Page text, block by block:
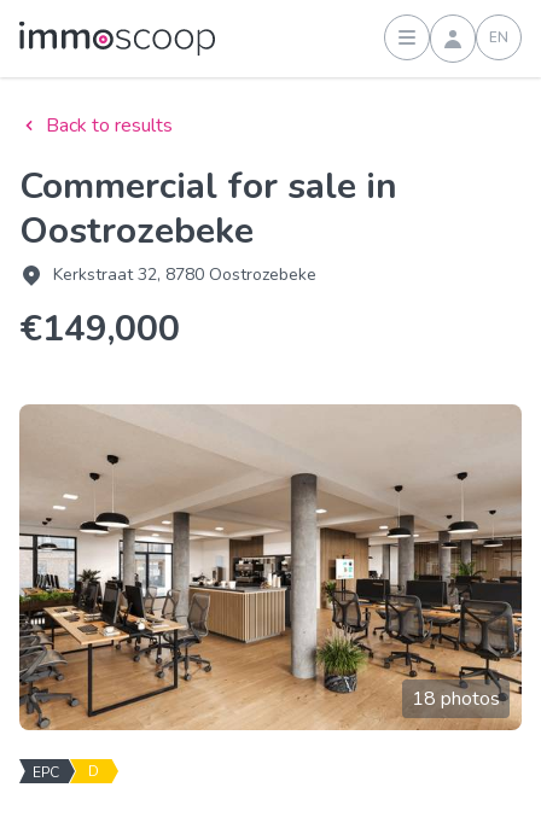
Sign inEN
Back to results
Commercial for sale in
Oostrozebeke
Kerkstraat 32, 8780 Oostrozebeke
€149,000
18 photos
EPC D